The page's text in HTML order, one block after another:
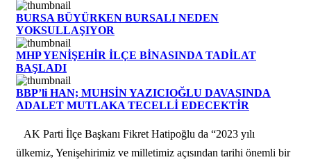
BURSA BÜYÜRKEN BURSALI NEDEN
YOKSULLAŞIYOR
MHP YENİŞEHİR İLÇE BİNASINDA TADİLAT
BAŞLADI
BBP’li HAN; MUHSİN YAZICIOĞLU DAVASINDA
ADALET MUTLAKA TECELLİ EDECEKTİR
AK Parti İlçe Başkanı Fikret Hatipoğlu da “2023 yılı
ülkemiz, Yenişehirimiz ve milletimiz açısından tarihi önemli bir